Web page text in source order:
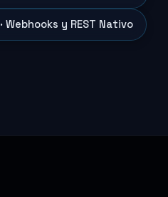
· Webhooks y REST Nativo